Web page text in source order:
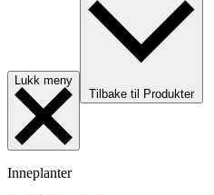
Lukk meny
Tilbake til Produkter
Inneplanter